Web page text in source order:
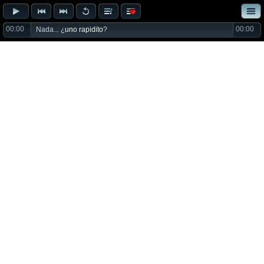
00:00 Nada... ¿uno rapidito? 00:00